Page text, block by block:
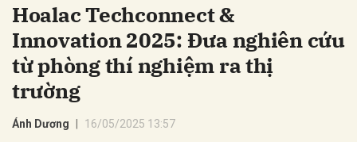
Hoalac Techconnect &
Innovation 2025: Đưa nghiên cứu
từ phòng thí nghiệm ra thị
trường
Ánh Dương 16/05/2025 13:57